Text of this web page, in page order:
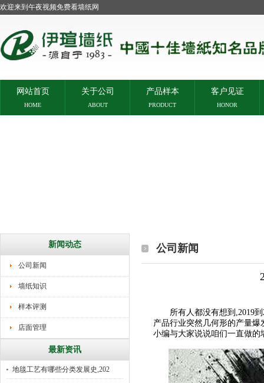
欢迎来到午夜视频免费看墙纸网
网站首页
HOME
关于公司
ABOUT
产品样本
PRODUCT
客户见证
HONOR
新闻动态
公司新闻
墙纸知识
样本评测
店面管理
最新资讯
地毯工艺有哪些分类发展史,202
公司新闻
所有人都没有想到,2019到
产品行业突然几何形的产量
小编与大家说说咱们一直做的